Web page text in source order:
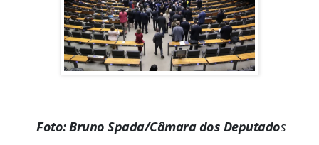
Foto: Bruno Spada/Câmara dos Deputados